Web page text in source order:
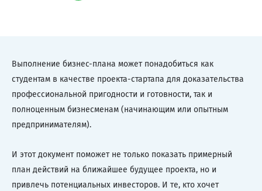
Выполнение бизнес-плана может понадобиться как
студентам в качестве проекта-стартапа для доказательства
профессиональной пригодности и готовности, так и
полноценным бизнесменам (начинающим или опытным
предпринимателям).
И этот документ поможет не только показать примерный
план действий на ближайшее будущее проекта, но и
привлечь потенциальных инвесторов. И те, кто хочет